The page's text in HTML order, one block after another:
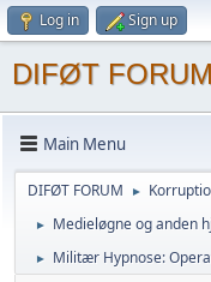
Log in Sign up
DIFØT FORUM
Main Menu
DIFØT FORUM ►
► Medieløgne og anden
► Militær Hypnose: